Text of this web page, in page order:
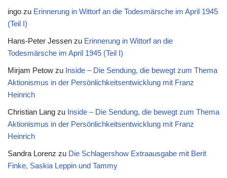
ingo zu Erinnerung in Wittorf an die Todesmärsche im April 1945
(Teil I)
Hans-Peter Jessen zu Erinnerung in Wittorf an die
Todesmärsche im April 1945 (Teil I)
Mirjam Petow zu Inside – Die Sendung, die bewegt zum Thema
Aktionismus in der Persönlichkeitsentwicklung mit Franz
Heinrich
Christian Lang zu Inside – Die Sendung, die bewegt zum Thema
Aktionismus in der Persönlichkeitsentwicklung mit Franz
Heinrich
Sandra Lorenz zu Die Schlagershow Extraausgabe mit Berit
Finke, Saskia Leppin und Tammy